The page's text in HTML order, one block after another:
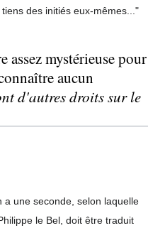
tiens des initiés eux-mêmes..."
mystérieuse pour
aucun
d'autres droits sur le
a une seconde, selon laquelle
le Bel, doit être traduit